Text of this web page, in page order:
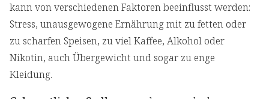
kann von verschiedenen Faktoren beeinflusst werden:
Stress, unausgewogene Ernährung mit zu fetten oder
zu scharfen Speisen, zu viel Kaffee, Alkohol oder
Nikotin, auch Übergewicht und sogar zu enge
Kleidung.